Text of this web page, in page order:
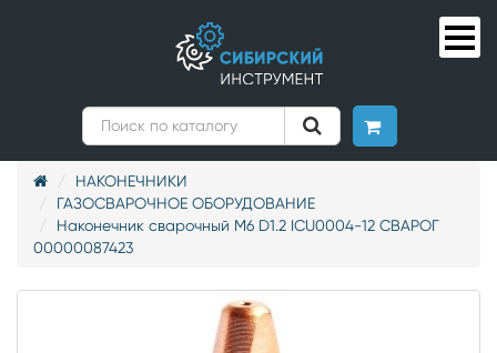
НАКОНЕЧНИКИ
ГАЗОСВАРОЧНОЕ ОБОРУДОВАНИЕ
Наконечник сварочный М6 D1.2 ICU0004-12 СВАРОГ
00000087423